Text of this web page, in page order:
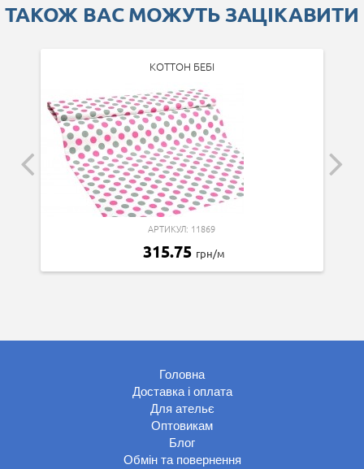
ТАКОЖ ВАС МОЖУТЬ ЗАЦІКАВИТИ
КОТТОН БЕБІ
АРТИКУЛ: 11869
315.75 грн/м
Головна
Доставка і оплата
Для ательє
Оптовикам
Блог
Обмін та повернення